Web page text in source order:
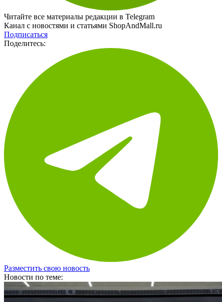
Читайте все материалы редакции в Telegram
Канал с новостями и статьями ShopAndMall.ru
Подписаться
Поделитесь:
Разместить свою новость
Новости по теме: